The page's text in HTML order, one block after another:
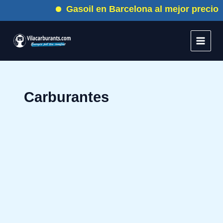
Gasoil en Barcelona al mejor precio
Carburantes